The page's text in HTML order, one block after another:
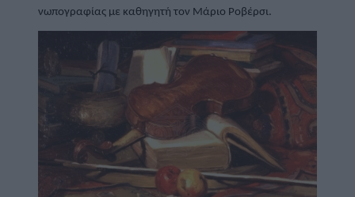
νωπογραφίας με καθηγητή τον Μάριο Ροβέρσι.